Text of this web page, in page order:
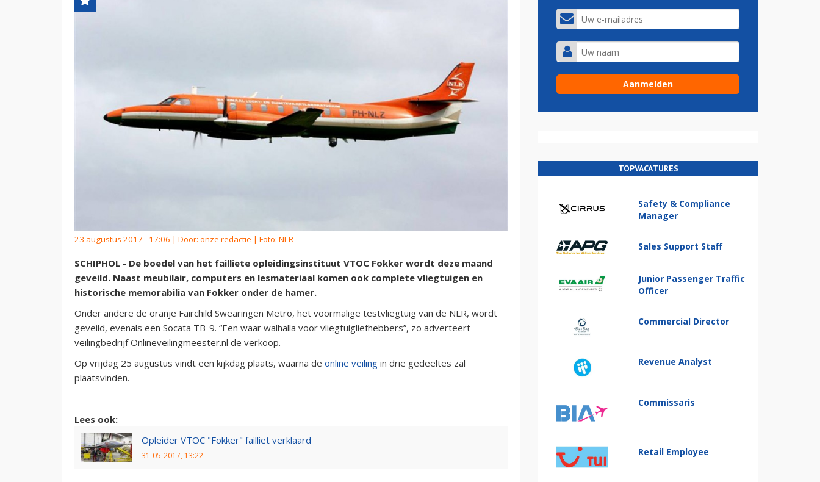
23 augustus 2017 - 17:06 | Door: onze redactie | Foto: NLR
SCHIPHOL - De boedel van het failliete opleidingsinstituut VTOC Fokker wordt deze maand
geveild. Naast meubilair, computers en lesmateriaal komen ook complete vliegtuigen en
historische memorabilia van Fokker onder de hamer.
Onder andere de oranje Fairchild Swearingen Metro, het voormalige testvliegtuig van de NLR, wordt
geveild, evenals een Socata TB-9. “Een waar walhalla voor vliegtuigliefhebbers”, zo adverteert
veilingbedrijf Onlineveilingmeester.nl de verkoop.
Op vrijdag 25 augustus vindt een kijkdag plaats, waarna de online veiling in drie gedeeltes zal
plaatsvinden.
Lees ook:
Opleider VTOC "Fokker" failliet verklaard
31-05-2017, 13:22
TOPVACATURES
Safety & Compliance
Manager
Sales Support Staff
Junior Passenger Traffic
Officer
Commercial Director
Revenue Analyst
Commissaris
Retail Employee